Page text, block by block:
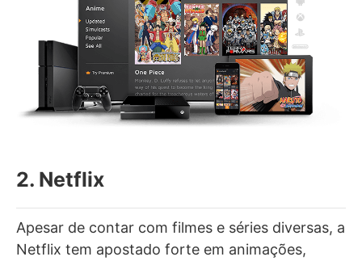
2. Netflix
Apesar de contar com filmes e séries diversas, a
Netflix tem apostado forte em animações,